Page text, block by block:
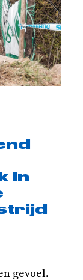
in
gevoel.